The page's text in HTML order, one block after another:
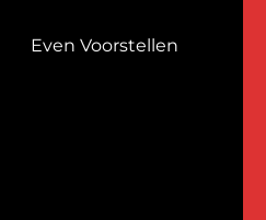
Even Voorstellen